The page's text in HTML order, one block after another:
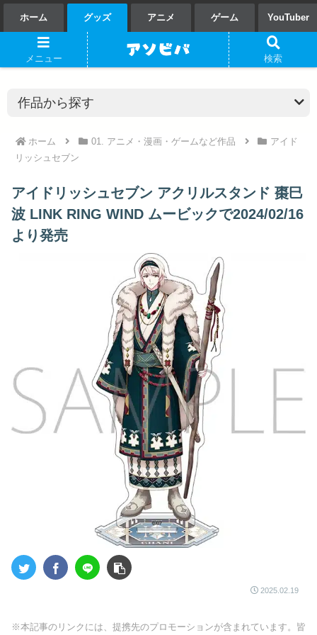
ホーム グッズ アニメ ゲーム YouTuber
ホーム 01. アニメ・漫画・ゲームなど作品
アイド
リッシュセブン
アイドリッシュセブン アクリルスタンド 棗巳
波 LINK RING WIND ムービックで2024/02/16
より発売
2025.02.19
※本記事のリンクには、提携先のプロモーションが含まれています。皆
メニュー 検索